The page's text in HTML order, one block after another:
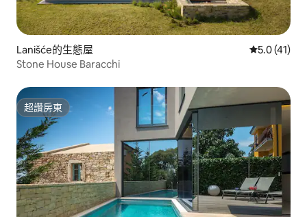
Lanišće的生態屋 從 41 則評
5.0 (41)
Stone House Baracchi
超讚房東
超讚房東